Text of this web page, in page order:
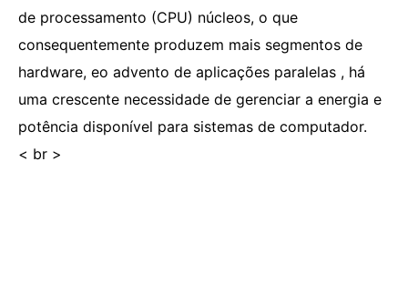
de processamento (CPU) núcleos, o que
consequentemente produzem mais segmentos de
hardware, eo advento de aplicações paralelas , há
uma crescente necessidade de gerenciar a energia e
potência disponível para sistemas de computador.
< br >